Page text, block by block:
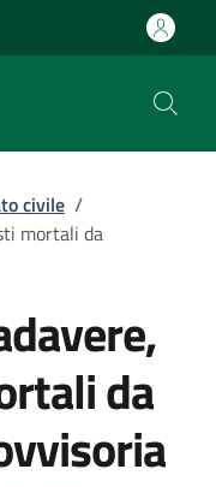
civile /
mortali da
da